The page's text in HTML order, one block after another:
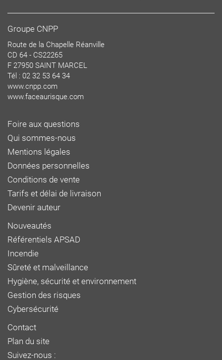
Groupe CNPP
Route de la Chapelle Réanville
CD 64 - CS22265
F 27950 SAINT MARCEL
Tél : 02 32 53 64 34
www.cnpp.com
www.faceaurisque.com
Foire aux questions
Qui sommes-nous
Mentions légales
Données personnelles
Conditions de vente
Tarifs et délai de livraison
Devenir auteur
Nouveautés
Référentiels APSAD
Incendie
Sûreté et malveillance
Hygiène, sécurité et environnement
Gestion des risques
Cybersécurité
Contact
Plan du site
Suivez-nous :